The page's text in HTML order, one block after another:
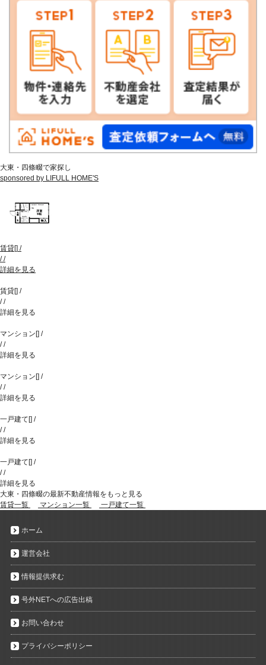
大東・四條畷で家探し
sponsored by LIFULL HOME'S
賃貸[] /
//
詳細を見る
賃貸[] /
//
詳細を見る
マンション[] /
//
詳細を見る
マンション[] /
//
詳細を見る
一戸建て[] /
//
詳細を見る
一戸建て[] /
//
詳細を見る
大東・四條畷の最新不動産情報をもっと見る
賃貸一覧
マンション一覧 一戸建て一覧
ホーム
運営会社
情報提供求む
号外NETへの広告出稿
お問い合わせ
プライバシーポリシー